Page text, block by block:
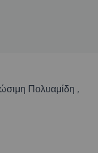
Πολυαμίδη ,